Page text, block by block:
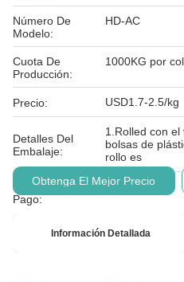
Número De
Modelo:
HD-AC
Cuota De
Producción:
1000KG por
Precio: USD1.7-2.5/kg
Detalles Del
Embalaje:
1.Rolled con
bolsas de
rollo es
Condiciones De
Pago:
T/T
Obtenga El Mejor Precio
Información Detallada